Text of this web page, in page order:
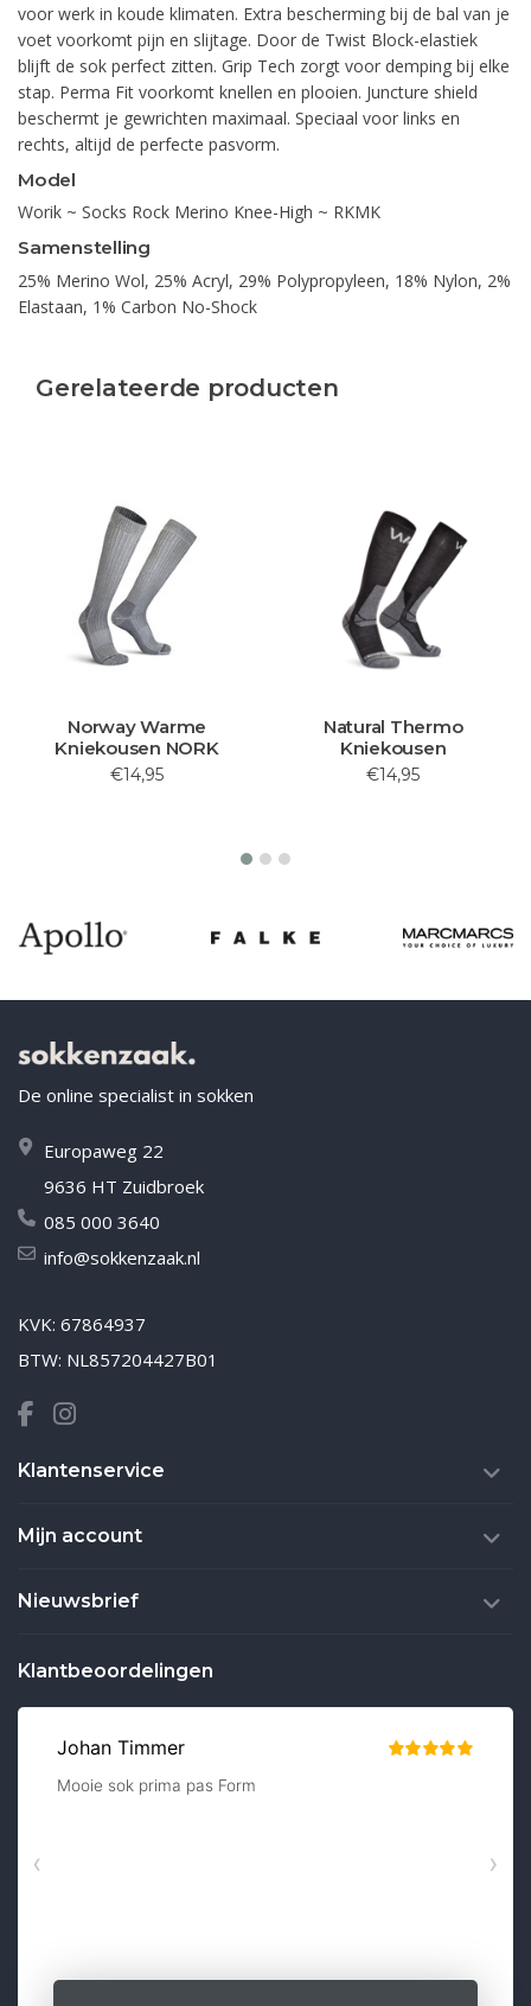
voor werk in koude klimaten. Extra bescherming bij de bal van je
voet voorkomt pijn en slijtage. Door de Twist Block-elastiek
blijft de sok perfect zitten. Grip Tech zorgt voor demping bij elke
stap. Perma Fit voorkomt knellen en plooien. Juncture shield
beschermt je gewrichten maximaal. Speciaal voor links en
rechts, altijd de perfecte pasvorm.
Model
Worik ~ Socks Rock Merino Knee-High ~ RKMK
Samenstelling
25% Merino Wol, 25% Acryl, 29% Polypropyleen, 18% Nylon, 2%
Elastaan, 1% Carbon No-Shock
Gerelateerde producten
Norway Warme
Kniekousen NORK
€14,95
Natural Thermo
Kniekousen
€14,95
De online specialist in sokken
Europaweg 22
9636 HT Zuidbroek
085 000 3640
info@sokkenzaak.nl
KVK: 67864937
BTW: NL857204427B01
Klantenservice
Mijn account
Nieuwsbrief
Klantbeoordelingen